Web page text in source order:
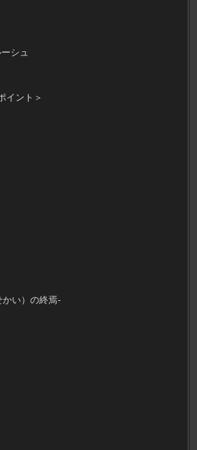
シュ
イント＞
い）の終焉-